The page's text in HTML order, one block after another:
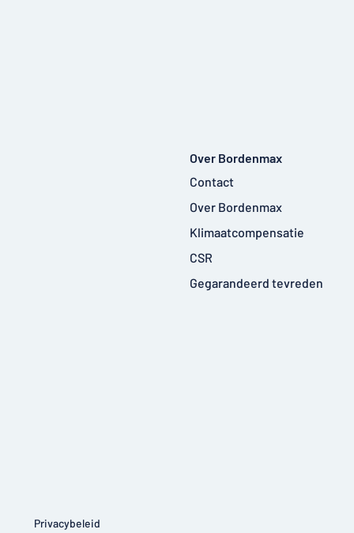
Over Bordenmax
Contact
Over Bordenmax
Klimaatcompensatie
CSR
Gegarandeerd tevreden
Privacybeleid